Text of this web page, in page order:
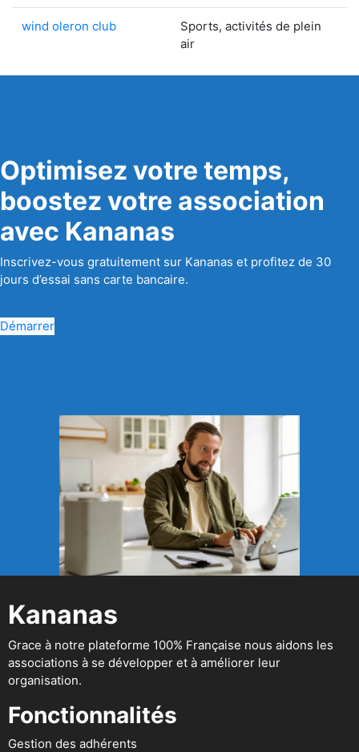
wind oleron club
Sports, activités de plein
air
Optimisez votre temps,
boostez votre association
avec Kananas
Inscrivez-vous gratuitement sur Kananas et profitez de 30
jours d’essai sans carte bancaire.
Démarrer
Kananas
Grace à notre plateforme 100% Française nous aidons les
associations à se développer et à améliorer leur
organisation.
Fonctionnalités
Gestion des adhérents